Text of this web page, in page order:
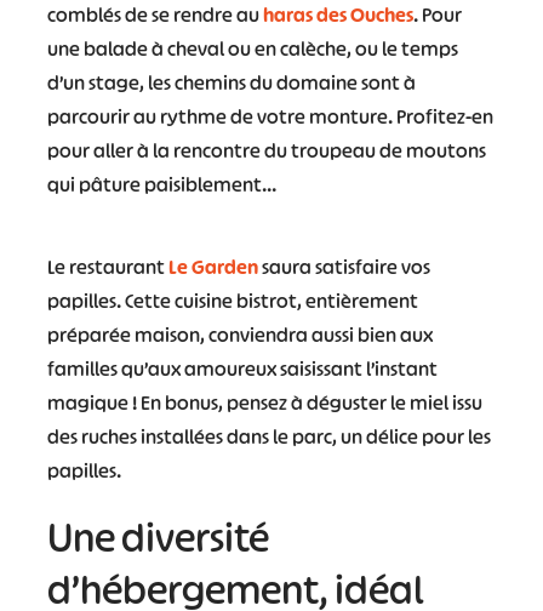
comblés de se rendre auharas des Ouches. Pour
une balade à cheval ou en calèche, ou le temps
d’un stage, les chemins du domaine sont à
parcourir au rythme de votre monture. Profitez-en
pour aller à la rencontre du troupeau de moutons
qui pâture paisiblement…
Le restaurantLe Gardensaura satisfaire vos
papilles. Cette cuisine bistrot, entièrement
préparée maison, conviendra aussi bien aux
familles qu’aux amoureux saisissant l’instant
magique ! En bonus, pensez à déguster le miel issu
des ruches installées dans le parc, un délice pour les
papilles.
Une diversité
d’hébergement, idéal